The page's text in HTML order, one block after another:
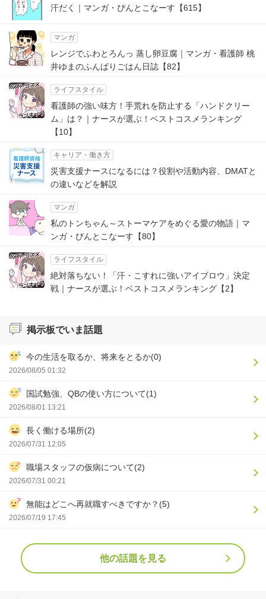
汗だく｜マンガ・ぴんとこなーす【615】
マンガ
レンジでふわとろんっ 蒸し卵豆腐｜マンガ・看護師 桃
井ゆまのふんばりごはん日誌【82】
ライフスタイル
看護師の強い味方！手荒れを防止する「ハンドクリー
ム」は？｜ナースが選ぶ！ベストコスメランキング
【10】
キャリア・働き方
災害支援ナースになるには？役割や活動内容、DMATと
の違いなどを解説
マンガ
私のトンちゃん～ストーマケアをめぐる愛の物語｜マ
ンガ・ぴんとこなーす【80】
ライフスタイル
絶対落ちない！「汗・こすれに強いアイブロウ」決定
戦｜ナースが選ぶ！ベストコスメランキング【2】
掲示板でいま話題
今の生活を取るか、将来をとるか(0)
2026/08/05 01:32
国試勉強、QBの使い方について(1)
2026/08/01 13:21
長く働ける場所(2)
2026/07/31 12:05
職場スタッフの仮病について(2)
2026/07/31 00:21
無能はどこへ再就職すべきですか？(5)
2026/07/19 17:45
他の話題を見る